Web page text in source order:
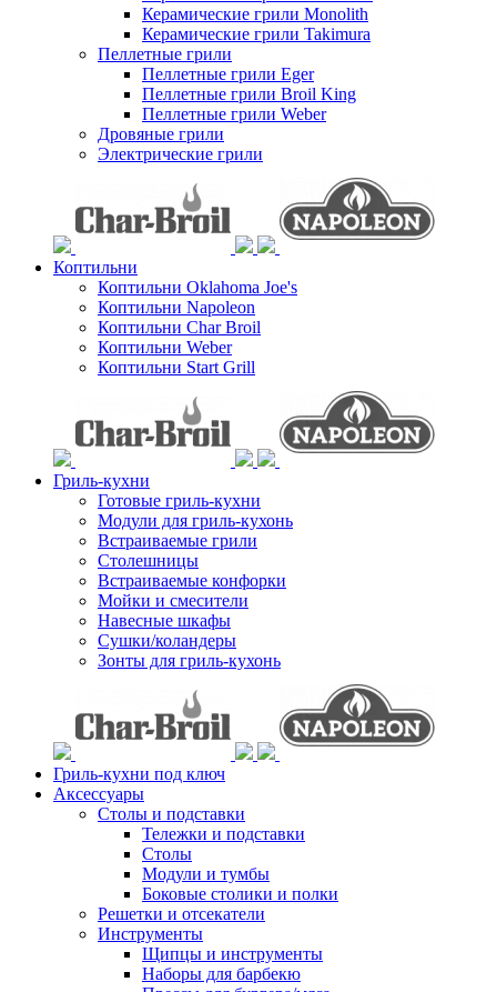
Керамические грили Monolith
Керамические грили Takimura
Пеллетные грили
Пеллетные грили Eger
Пеллетные грили Broil King
Пеллетные грили Weber
Дровяные грили
Электрические грили
Коптильни
Коптильни Oklahoma Joe's
Коптильни Napoleon
Коптильни Char Broil
Коптильни Weber
Коптильни Start Grill
Гриль-кухни
Готовые гриль-кухни
Модули для гриль-кухонь
Встраиваемые грили
Столешницы
Встраиваемые конфорки
Мойки и смесители
Навесные шкафы
Сушки/коландеры
Зонты для гриль-кухонь
Гриль-кухни под ключ
Аксессуары
Столы и подставки
Тележки и подставки
Столы
Модули и тумбы
Боковые столики и полки
Решетки и отсекатели
Инструменты
Щипцы и инструменты
Наборы для барбекю